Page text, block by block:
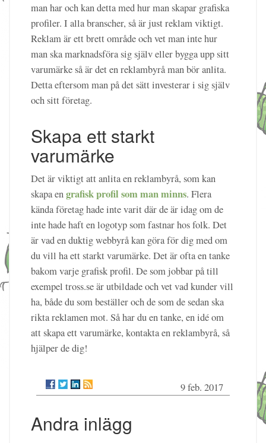
man har och kan detta med hur man skapar grafiska
profiler. I alla branscher, så är just reklam viktigt.
Reklam är ett brett område och vet man inte hur
man ska marknadsföra sig själv eller bygga upp sitt
varumärke så är det en reklambyrå man bör anlita.
Detta eftersom man på det sätt investerar i sig själv
och sitt företag.
Skapa ett starkt
varumärke
Det är viktigt att anlita en reklambyrå, som kan
skapa engrafisk profil som man minns. Flera
kända företag hade inte varit där de är idag om de
inte hade haft en logotyp som fastnar hos folk. Det
är vad en duktig webbyrå kan göra för dig med om
du vill ha ett starkt varumärke. Det är ofta en tanke
bakom varje grafisk profil. De som jobbar på till
exempel tross.se är utbildade och vet vad kunder vill
ha, både du som beställer och de som de sedan ska
rikta reklamen mot. Så har du en tanke, en idé om
att skapa ett varumärke, kontakta en reklambyrå, så
hjälper de dig!
9 feb. 2017
Andra inlägg